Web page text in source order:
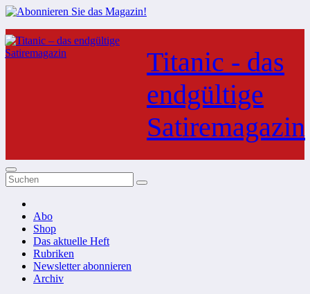
Zum
Inhalt
springen
Titanic - das
endgültige
Satiremagazin
Abo
Shop
Das aktuelle Heft
Rubriken
Newsletter abonnieren
Archiv